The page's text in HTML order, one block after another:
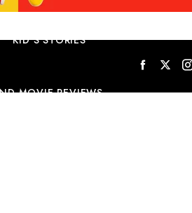
KID’S STORIES
MOVIE REVIEWS